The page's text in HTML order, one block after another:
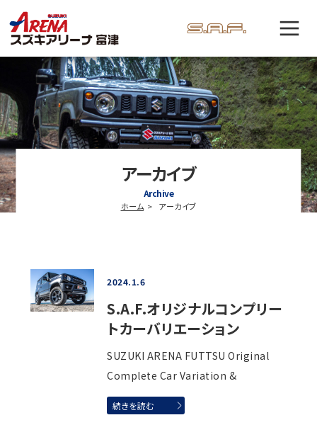
アーカイブ
Archive
ホーム アーカイブ
2024.1.6
S.A.F.オリジナルコンプリー
トカーバリエーション
SUZUKI ARENA FUTTSU Original
Complete Car Variation &
続きを読む